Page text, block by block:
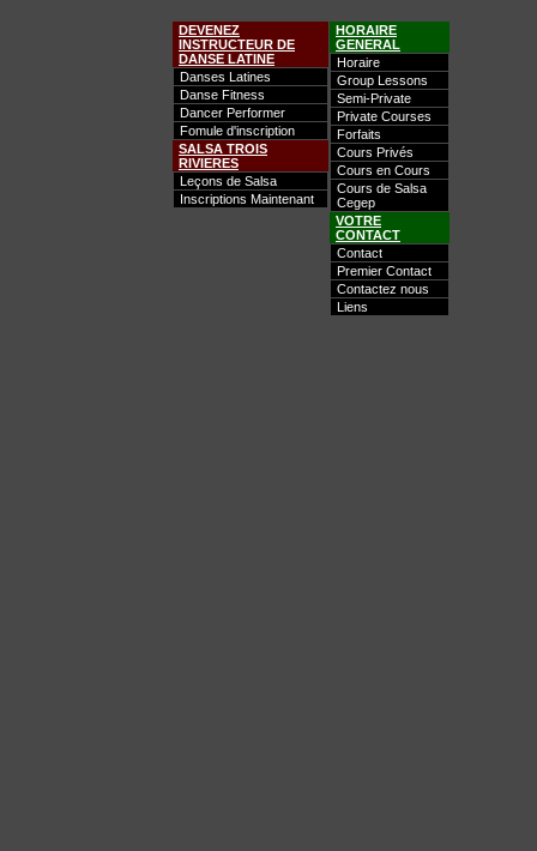
HORAIRE
GENERAL
Horaire
Group Lessons
Semi-Private
Private Courses
Forfaits
Cours Privés
Cours en Cours
Cours de Salsa
Cegep
VOTRE
CONTACT
Contact
Premier Contact
Contactez nous
Liens
DEVENEZ
INSTRUCTEUR DE
DANSE LATINE
Danses Latines
Danse Fitness
Dancer Performer
Fomule d'inscription
SALSA TROIS
RIVIERES
Leçons de Salsa
Inscriptions Maintenant